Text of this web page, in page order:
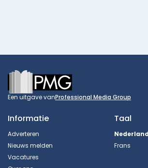
Footer
Een uitgave vanProfessional Media Group
Informatie
Adverteren
Nieuws melden
Vacatures
Taal
Frans